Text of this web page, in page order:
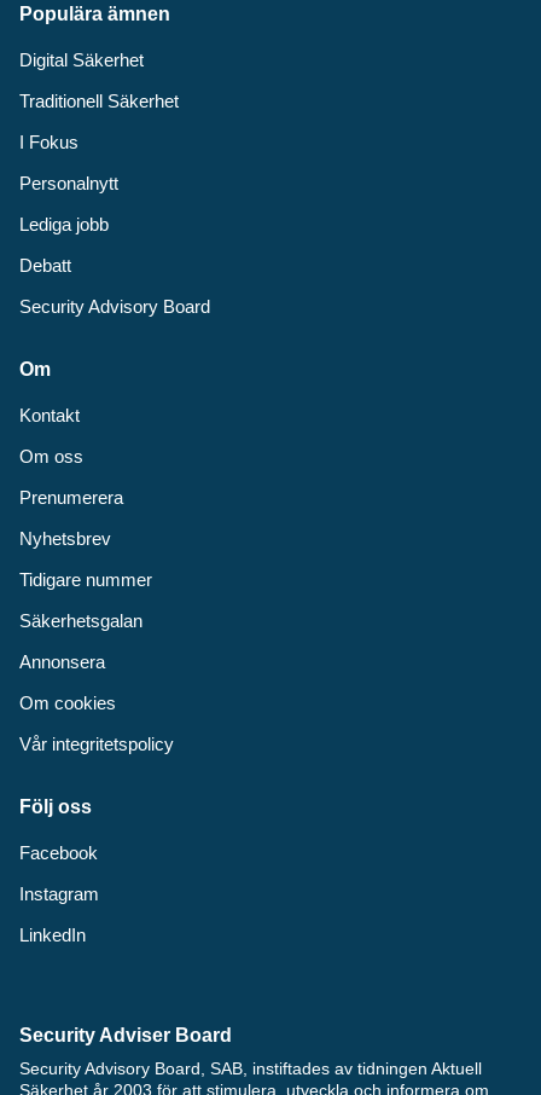
Populära ämnen
Digital Säkerhet
Traditionell Säkerhet
I Fokus
Personalnytt
Lediga jobb
Debatt
Security Advisory Board
Om
Kontakt
Om oss
Prenumerera
Nyhetsbrev
Tidigare nummer
Säkerhetsgalan
Annonsera
Om cookies
Vår integritetspolicy
Följ oss
Facebook
Instagram
LinkedIn
Security Adviser Board
Security Advisory Board, SAB, instiftades av tidningen Aktuell
Säkerhet år 2003 för att stimulera, utveckla och informera om